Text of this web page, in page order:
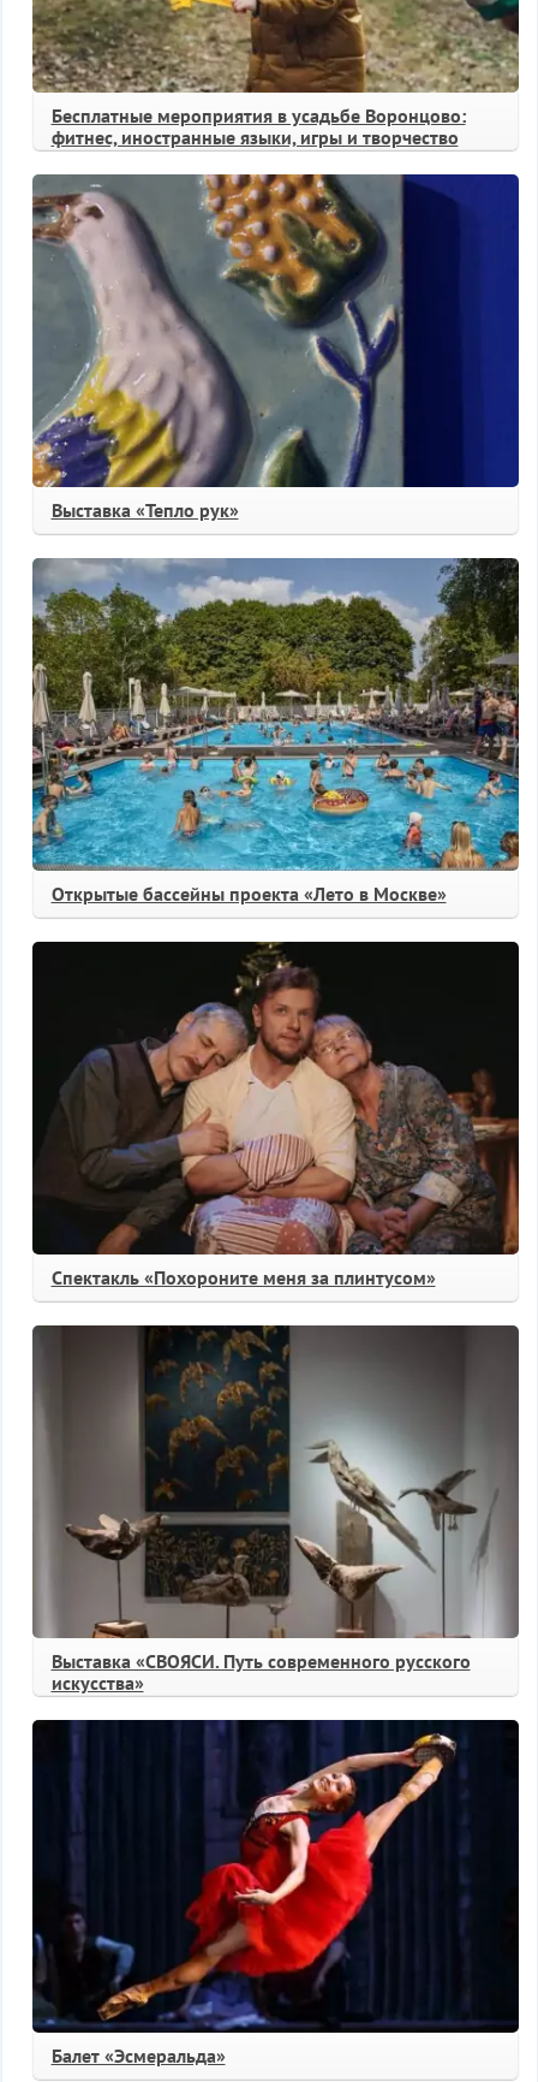
Бесплатные мероприятия в усадьбе Воронцово:
фитнес, иностранные языки, игры и творчество
Выставка «Тепло рук»
Открытые бассейны проекта «Лето в Москве»
Спектакль «Похороните меня за плинтусом»
Выставка «СВОЯСИ. Путь современного русского
искусства»
Балет «Эсмеральда»